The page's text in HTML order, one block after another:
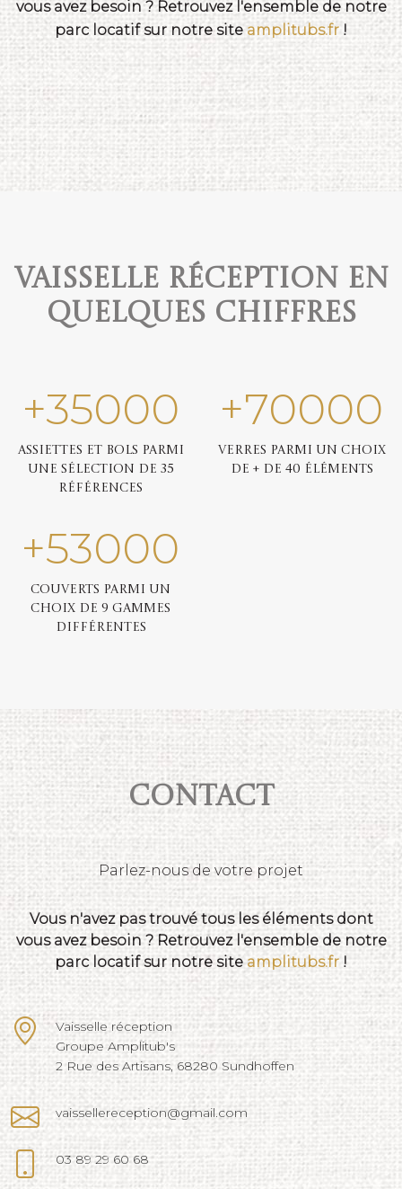
vous avez besoin ? Retrouvez l'ensemble de notre
parc locatif sur notre site amplitubs.fr !
Vaisselle réception en
quelques chiffres
+35000
Assiettes et bols parmi
une sélection de 35
références
+70000
Verres parmi un choix
de + de 40 éléments
+53000
Couverts parmi un
choix de 9 gammes
différentes
Contact
Parlez-nous de votre projet
Vous n'avez pas trouvé tous les éléments dont
vous avez besoin ? Retrouvez l'ensemble de notre
parc locatif sur notre site amplitubs.fr !
Vaisselle réception
Groupe Amplitub's
2 Rue des Artisans, 68280 Sundhoffen
vaissellereception@gmail.com
03 89 29 60 68